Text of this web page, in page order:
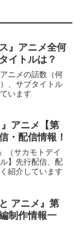
』アニメ全何
イトルは？
ニメの話数（何
、サブタイトル
います
』アニメ【第
・配信情報！
（サカモトデイ
】先行配信、配
紹介しています
アニメ』第
制作情報一